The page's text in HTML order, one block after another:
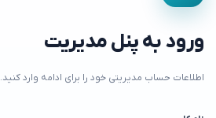
ورود به پنل مدیریت
اطلاعات حساب مدیریتی خود را برای ادامه وارد کنید.